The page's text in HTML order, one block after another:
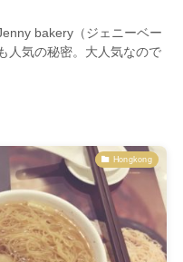
bakery（ジェニーベー
人気の秘密。大人気なので
Hongkong